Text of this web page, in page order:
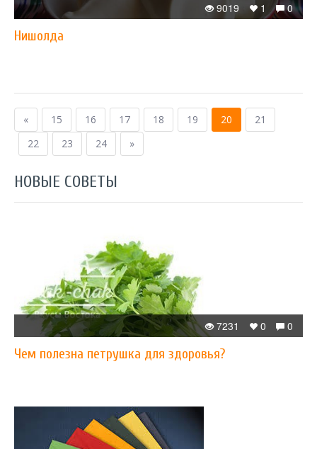
0
1
9019
Нишолда
« 15 16 17 18 19 20
21
22
23 24 »
НОВЫЕ СОВЕТЫ
0
0
7231
Чем полезна петрушка для здоровья?